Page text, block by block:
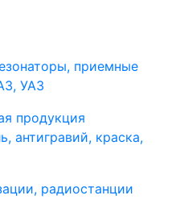
приемные
УАЗ
продукция
антигравий, краска,
радиостанции